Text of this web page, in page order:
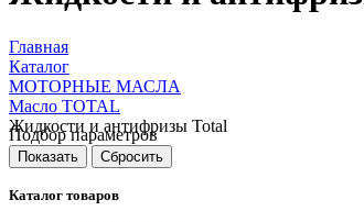
Главная
Каталог
МОТОРНЫЕ МАСЛА
Масло TOTAL
Жидкости и антифризы Total
Подбор параметров
Каталог товаров